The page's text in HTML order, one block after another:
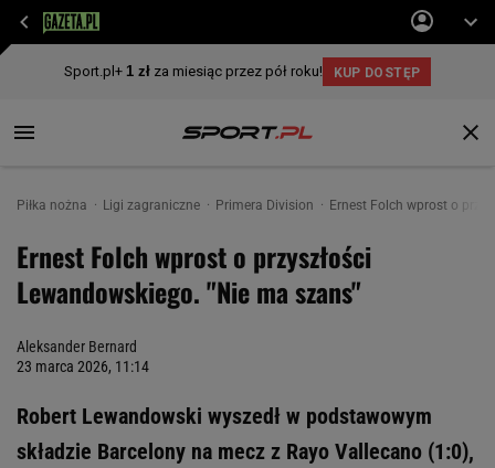
Piłka nożna Ligi zagraniczne Primera Division Ernest Folch wprost o
Ernest Folch wprost o przyszłości
Lewandowskiego. "Nie ma szans"
Aleksander Bernard
23 marca 2026, 11:14
Robert Lewandowski wyszedł w podstawowym
składzie Barcelony na mecz z Rayo Vallecano (1:0),